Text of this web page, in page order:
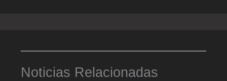
Noticias Relacionadas